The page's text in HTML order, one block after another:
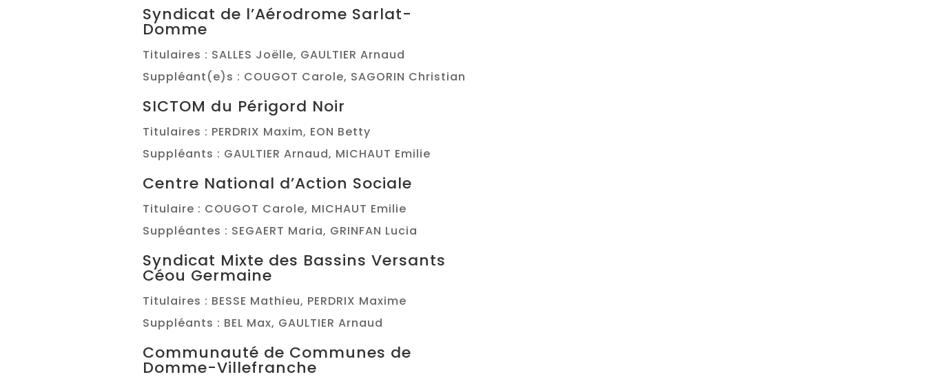
Syndicat de l’Aérodrome Sarlat-
Domme
Titulaires : SALLES Joëlle, GAULTIER Arnaud
Suppléant(e)s : COUGOT Carole, SAGORIN Christian
SICTOM du Périgord Noir
Titulaires : PERDRIX Maxim, EON Betty
Suppléants : GAULTIER Arnaud, MICHAUT Emilie
Centre National d’Action Sociale
Titulaire : COUGOT Carole, MICHAUT Emilie
Suppléantes : SEGAERT Maria, GRINFAN Lucia
Syndicat Mixte des Bassins Versants
Céou Germaine
Titulaires : BESSE Mathieu, PERDRIX Maxime
Suppléants : BEL Max, GAULTIER Arnaud
Communauté de Communes de
Domme-Villefranche